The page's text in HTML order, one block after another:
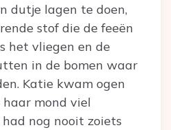
dutje lagen te doen,
stof die de feeën
het vliegen en de
in de bomen waar
Katie kwam ogen
mond viel
nog nooit zoiets